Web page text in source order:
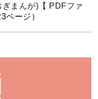
まんが)【 PDFファ
ページ）